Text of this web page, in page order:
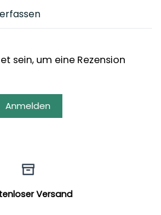
sein, um eine Rezension
Anmelden
Versand